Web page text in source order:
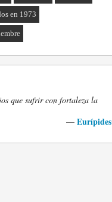
en 1973
que sufrir con fortaleza la
— Eurípides